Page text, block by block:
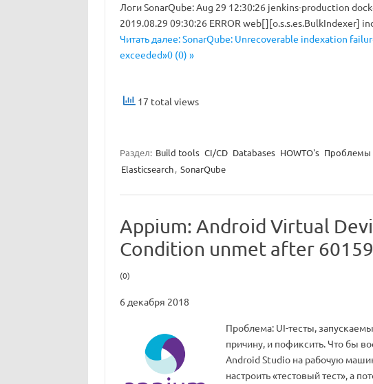
Логи SonarQube: Aug 29 12:30:26 jenkins-production
2019.08.29 09:30:26 ERROR web[][o.s.s.es.BulkIndexer]
Читать далее: SonarQube: Unrecoverable indexation
exceeded»0 (0) »
17 total views
Раздел: Build tools CI/CD Databases HOWTO's Проблемы
Elasticsearch, SonarQube
Appium: Android Virtual
Condition unmet after
(0)
6 декабря 2018
Проблема: UI-тесты,
причину, и пофиксить. Что бы
Android Studio на рабочую
настроить «тестовый тест», а